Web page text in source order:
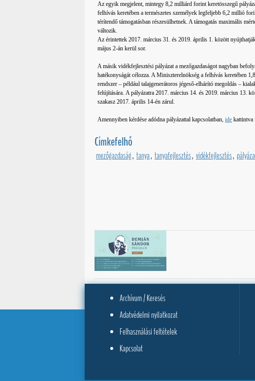
Az egyik megjelent, mintegy 8,2 milliárd forint keretösszegű
felhívás keretében a természetes személyek legfeljebb 6,2 millió
térítendő támogatásban részesülhetnek. A támogatás maximális
változik.
Az érintettek 2017. március 31. és 2019. április 1. között
május 2-án kerül sor.
A másik vidékfejlesztési pályázat a mezőgazdaságot nagyban
hatékonyságát célozza. A Miniszterelnökség a felhívás keretében
rendszer – például talajgenerátoros jégeső-elhárító megoldás –
felújítására. A pályázatra 2017. március 14. és 2019. március 13.
szakasz 2017. április 14-én zárul.
Amennyiben kérdése adódna pályázattal kapcsolatban,ide kattintva
Címkefelhő
mezőgazdaság, tanya, tanyafejlesztés, vidékfejlesztés,
Archívum / Keresés
Adatvédelmi nyilatkozat
Felhasználási feltételek
Kapcsolat